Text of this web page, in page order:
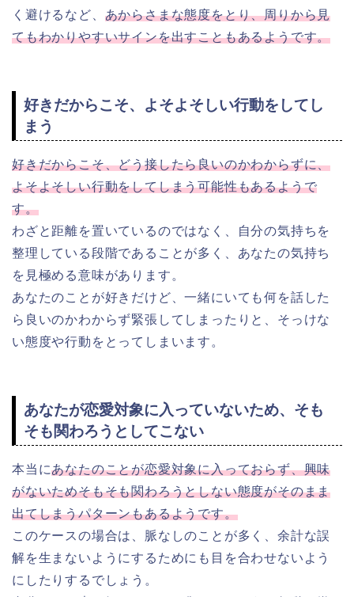
く避けるなど、 あからさまな態度をとり、周りから見
てもわかりやすいサインを出すこともあるようです。
好きだからこそ、よそよそしい行動をしてし
まう
好きだからこそ、どう接したら良いのかわからずに、
よそよそしい行動をしてしまう可能性もあるようで
す。
わざと距離を置いているのではなく、自分の気持ちを
整理している段階であることが多く、あなたの気持ち
を見極める意味があります。
あなたのことが好きだけど、一緒にいても何を話した
ら良いのかわからず緊張してしまったりと、そっけな
い態度や行動をとってしまいます。
あなたが恋愛対象に入っていないため、そも
そも関わろうとしてこない
本当にあなたのことが恋愛対象に入っておらず、興味
がないためそもそも関わろうとしない態度がそのまま
出てしまうパターンもあるようです。
このケースの場合は、脈なしのことが多く、余計な誤
解を生まないようにするためにも目を合わせないよう
にしたりするでしょう。